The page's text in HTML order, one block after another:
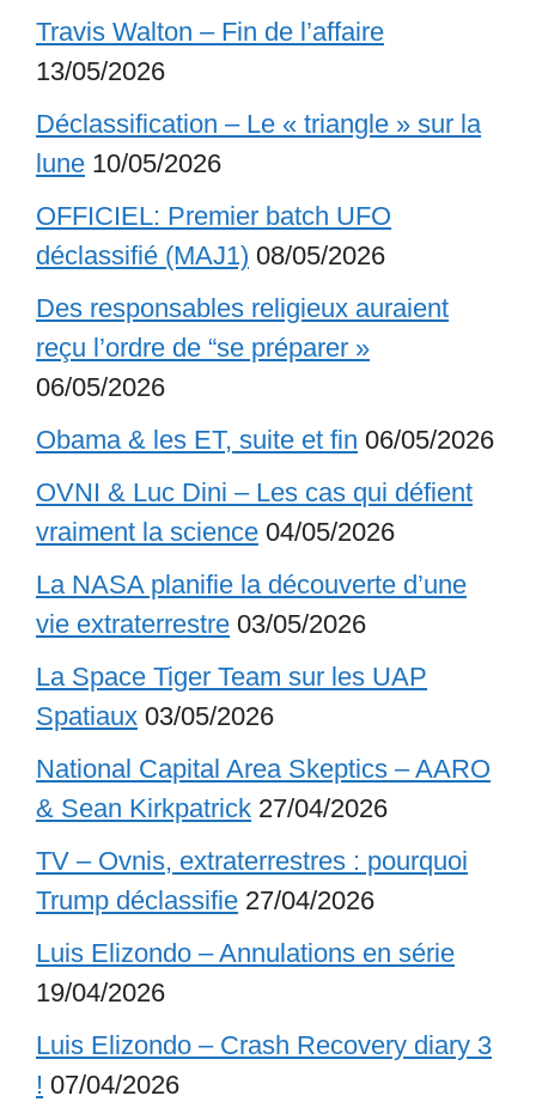
Travis Walton – Fin de l’affaire
13/05/2026
Déclassification – Le « triangle » sur la
lune 10/05/2026
OFFICIEL: Premier batch UFO
déclassifié (MAJ1) 08/05/2026
Des responsables religieux auraient
reçu l’ordre de “se préparer »
06/05/2026
Obama & les ET, suite et fin 06/05/2026
OVNI & Luc Dini – Les cas qui défient
vraiment la science 04/05/2026
La NASA planifie la découverte d’une
vie extraterrestre 03/05/2026
La Space Tiger Team sur les UAP
Spatiaux 03/05/2026
National Capital Area Skeptics – AARO
& Sean Kirkpatrick 27/04/2026
TV – Ovnis, extraterrestres : pourquoi
Trump déclassifie 27/04/2026
Luis Elizondo – Annulations en série
19/04/2026
Luis Elizondo – Crash Recovery diary 3
! 07/04/2026